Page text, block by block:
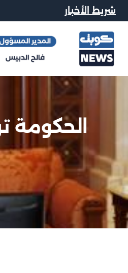
شريط الأخبار
الحكومة